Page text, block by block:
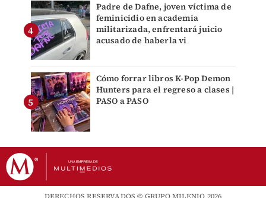
Padre de Dafne, joven víctima de
feminicidio en academia
militarizada, enfrentará juicio
acusado de haberla vi
Cómo forrar libros K-Pop Demon
Hunters para el regreso a clases |
PASO a PASO